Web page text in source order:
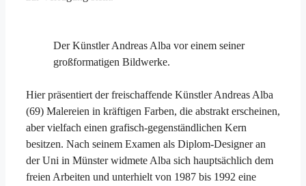
Der Künstler Andreas Alba vor einem seiner
großformatigen Bildwerke.
Hier präsentiert der freischaffende Künstler Andreas Alba
(69) Malereien in kräftigen Farben, die abstrakt erscheinen,
aber vielfach einen grafisch-gegenständlichen Kern
besitzen. Nach seinem Examen als Diplom-Designer an
der Uni in Münster widmete Alba sich hauptsächlich dem
freien Arbeiten und unterhielt von 1987 bis 1992 eine